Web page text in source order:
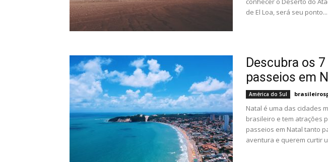
de El Loa, será seu ponto...
Descubra os
passeios em
América do Sul
Natal é uma das cidades
brasileiro e tem atrações
passeios em Natal tanto
aventura e querem curtir